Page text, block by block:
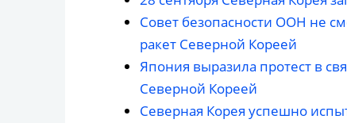
Совет безопасности ООН не
ракет Северной Кореей
Япония выразила протест в
Северной Кореей
Северная Корея успешно